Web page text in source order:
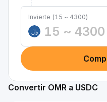
Invierte (15 ~ 4300)
﷼
Convertir OMR a USDC